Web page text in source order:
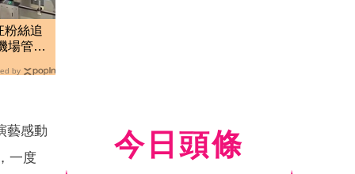
粉絲追
場管制
by
藝感動
一度
今日頭條